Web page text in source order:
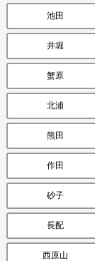
池田
井堀
蟹原
北浦
熊田
作田
砂子
長配
西原山